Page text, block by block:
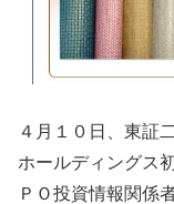
４月１０日、東証
ホールディングス
ＰＯ投資情報関係